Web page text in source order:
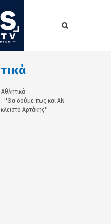
Αθλητικά
''Θα δούμε πως και ΑΝ
Αρτάκης''